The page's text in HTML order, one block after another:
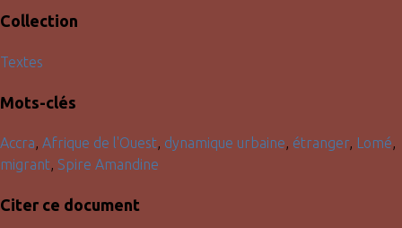
Collection
Textes
Mots-clés
Accra, Afrique de l'Ouest, dynamique urbaine, étranger, Lomé,
migrant, Spire Amandine
Citer ce document